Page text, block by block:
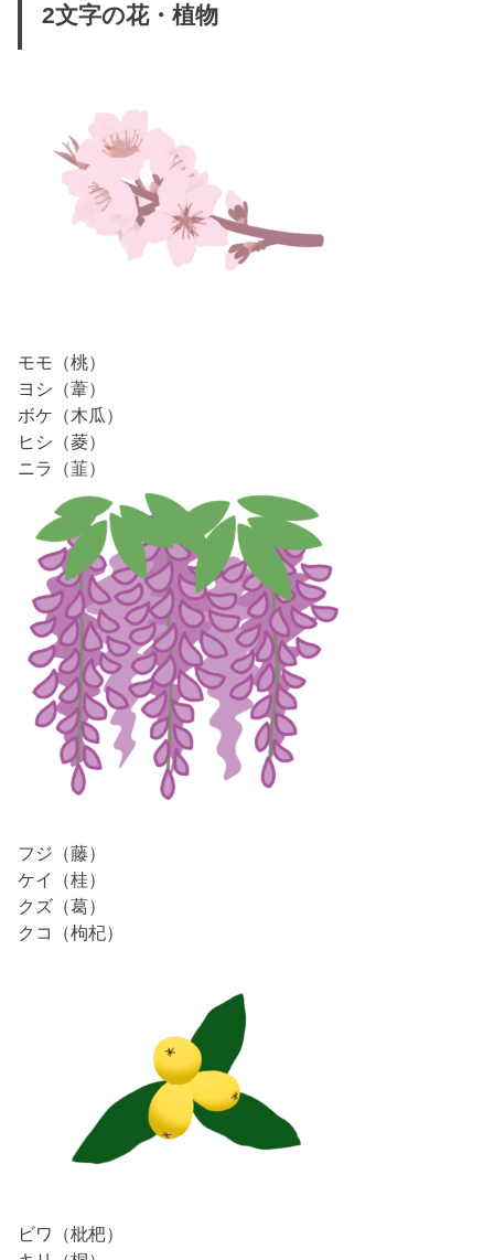
2文字の花・植物
モモ（桃）
ヨシ（葦）
ボケ（木瓜）
ヒシ（菱）
ニラ（韮）
フジ（藤）
ケイ（桂）
クズ（葛）
クコ（枸杞）
ビワ（枇杷）